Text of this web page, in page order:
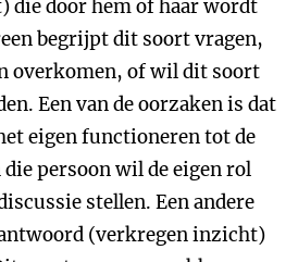
die door hem of haar wordt
begrijpt dit soort vragen,
overkomen, of wil dit soort
Een van de oorzaken is dat
eigen functioneren tot de
persoon wil de eigen rol
stellen. Een andere
(verkregen inzicht)